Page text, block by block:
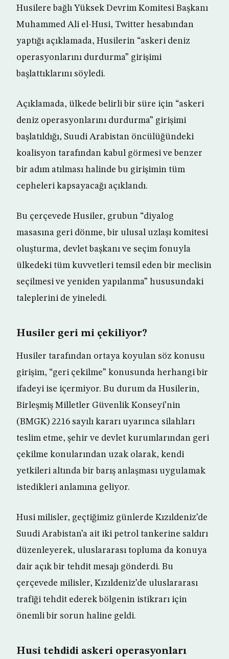
Husilere bağlı Yüksek Devrim Komitesi Başkanı
Muhammed Ali el-Husi, Twitter hesabından
yaptığı açıklamada, Husilerin “askeri deniz
operasyonlarını durdurma” girişimi
başlattıklarını söyledi.
Açıklamada, ülkede belirli bir süre için “askeri
deniz operasyonlarını durdurma” girişimi
başlatıldığı, Suudi Arabistan öncülüğündeki
koalisyon tarafından kabul görmesi ve benzer
bir adım atılması halinde bu girişimin tüm
cepheleri kapsayacağı açıklandı.
Bu çerçevede Husiler, grubun “diyalog
masasına geri dönme, bir ulusal uzlaşı komitesi
oluşturma, devlet başkanı ve seçim fonuyla
ülkedeki tüm kuvvetleri temsil eden bir meclisin
seçilmesi ve yeniden yapılanma” hususundaki
taleplerini de yineledi.
Husiler geri mi çekiliyor?
Husiler tarafından ortaya koyulan söz konusu
girişim, “geri çekilme” konusunda herhangi bir
ifadeyi ise içermiyor. Bu durum da Husilerin,
Birleşmiş Milletler Güvenlik Konseyi’nin
(BMGK) 2216 sayılı kararı uyarınca silahları
teslim etme, şehir ve devlet kurumlarından geri
çekilme konularından uzak olarak, kendi
yetkileri altında bir barış anlaşması uygulamak
istedikleri anlamına geliyor.
Husi milisler, geçtiğimiz günlerde Kızıldeniz’de
Suudi Arabistan’a ait iki petrol tankerine saldırı
düzenleyerek, uluslararası topluma da konuya
dair açık bir tehdit mesajı gönderdi. Bu
çerçevede milisler, Kızıldeniz’de uluslararası
trafiği tehdit ederek bölgenin istikrarı için
önemli bir sorun haline geldi.
Husi tehdidi askeri operasyonları